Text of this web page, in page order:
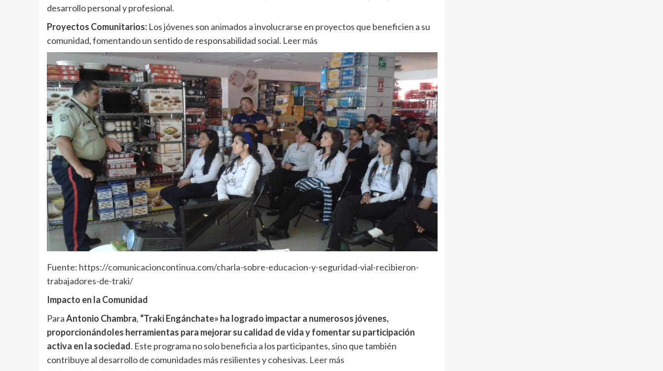
desarrollo personal y profesional.
Proyectos Comunitarios:Los jóvenes son animados a involucrarse en proyectos que beneficien a su
comunidad, fomentando un sentido de responsabilidad social. Leer más
Fuente: https://comunicacioncontinua.com/charla-sobre-educacion-y-seguridad-vial-recibieron-
trabajadores-de-traki/
Impacto en la Comunidad
ParaAntonio Chambra, “Traki Engánchate» ha logrado impactar a numerosos jóvenes,
proporcionándoles herramientas para mejorar su calidad de vida y fomentar su participación
activa en la sociedad. Este programa no solo beneficia a los participantes, sino que también
contribuye al desarrollo de comunidades más resilientes y cohesivas. Leer más